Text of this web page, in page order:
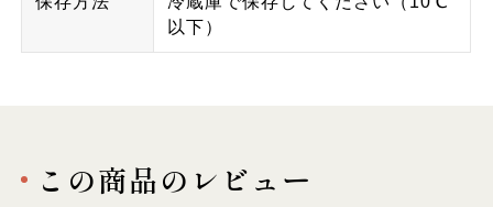
以下）
この商品のレビュー